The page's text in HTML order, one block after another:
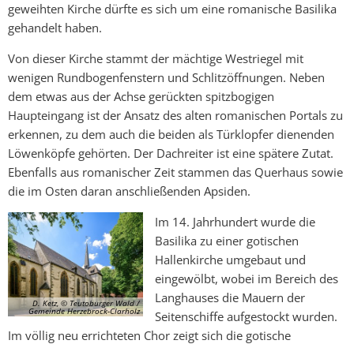
geweihten Kirche dürfte es sich um eine romanische Basilika
gehandelt haben.
Von dieser Kirche stammt der mächtige Westriegel mit
wenigen Rundbogenfenstern und Schlitzöffnungen. Neben
dem etwas aus der Achse gerückten spitzbogigen
Haupteingang ist der Ansatz des alten romanischen Portals zu
erkennen, zu dem auch die beiden als Türklopfer dienenden
Löwenköpfe gehörten. Der Dachreiter ist eine spätere Zutat.
Ebenfalls aus romanischer Zeit stammen das Querhaus sowie
die im Osten daran anschließenden Apsiden.
D. Ketz, © Teutoburger Wald /
Gemeinde Herzebrock-Clarholz
Im 14. Jahrhundert wurde die
Basilika zu einer gotischen
Hallenkirche umgebaut und
eingewölbt, wobei im Bereich des
Langhauses die Mauern der
Seitenschiffe aufgestockt wurden.
Im völlig neu errichteten Chor zeigt sich die gotische